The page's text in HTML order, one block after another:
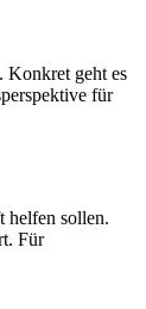
Konkret geht es
für
helfen sollen.
Für